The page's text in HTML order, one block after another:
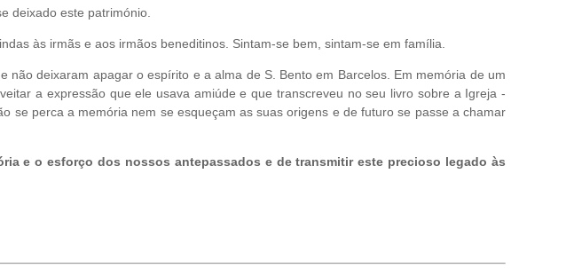
deixado este património.
às irmãs e aos irmãos beneditinos. Sintam-se bem, sintam-se em família.
deixaram apagar o espírito e a alma de S. Bento em Barcelos. Em memória de um
a expressão que ele usava amiúde e que transcreveu no seu livro sobre a Igreja -
se perca a memória nem se esqueçam as suas origens e de futuro se passe a chamar
e o esforço dos nossos antepassados e de transmitir este precioso legado às